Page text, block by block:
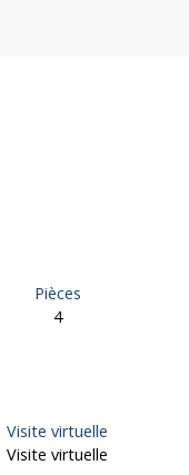
Pièces
4
Visite virtuelle
Visite virtuelle